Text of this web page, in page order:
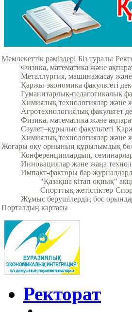
Мемлекеттік рәміздері Біз туралы
Физика, математика және
Металлургия, машинажасау
Қаржы-экономика факультеті
Гуманитарлық-педагогикалық
Химиялық технологиялар және
Агротехнологиялық факультет
Физика, математика және
Cәулет–құрылыс факультеті
Химиялық технологиялар және
Жоғары оқу орнының құрылымдық
Конференциялардың,
Инновациялар және жаңа
Импакт-факторы бар
"Қазақша кітап оқиық"
Спорттық жетістіктер
Жұмыс берушілердің бос
Порталдың картасы
Ректорат